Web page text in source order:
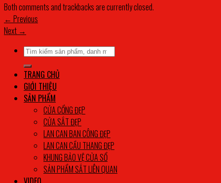
Both comments and trackbacks are currently closed.
← Previous
Next →
Tìm
kiếm:
TRANG CHỦ
GIỚI THIỆU
SẢN PHẨM
CỬA CỔNG ĐẸP
CỬA SẮT ĐẸP
LAN CAN BAN CÔNG ĐẸP
LAN CAN CẦU THANG ĐẸP
KHUNG BẢO VỆ CỬA SỔ
SẢN PHẨM SẮT LIÊN QUAN